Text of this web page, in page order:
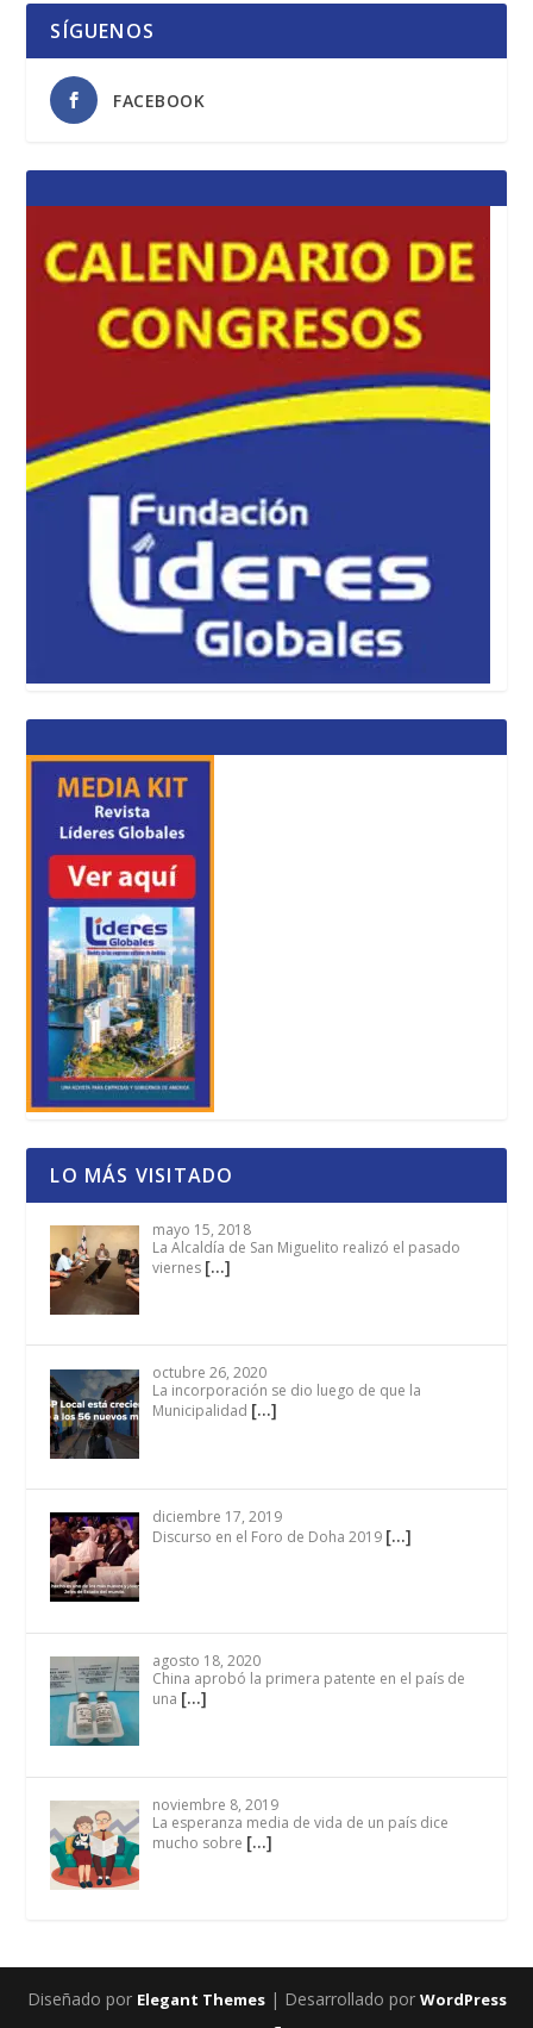
SÍGUENOS
FACEBOOK
LO MÁS VISITADO
mayo 15, 2018
La Alcaldía de San Miguelito realizó el pasado
viernes […]
octubre 26, 2020
La incorporación se dio luego de que la
Municipalidad […]
diciembre 17, 2019
Discurso en el Foro de Doha 2019 […]
agosto 18, 2020
China aprobó la primera patente en el país de
una […]
noviembre 8, 2019
La esperanza media de vida de un país dice
mucho sobre […]
Diseñado por Elegant Themes| Desarrollado por WordPress